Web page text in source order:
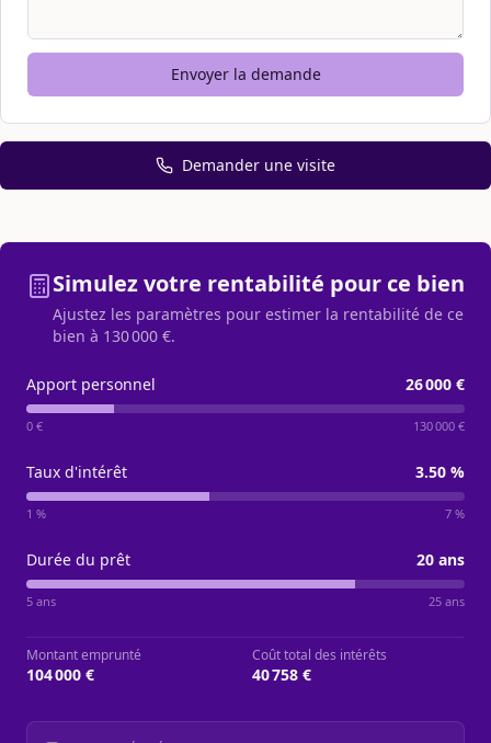
Envoyer la demande
Demander une visite
Simulez votre rentabilité pour ce bien
Ajustez les paramètres pour estimer la rentabilité de ce
bien à 130 000 €.
Apport personnel 26 000 €
0 € 130 000 €
Taux d'intérêt 3.50 %
1 % 7 %
Durée du prêt 20 ans
5 ans 25 ans
Montant emprunté
104 000 €
Coût total des intérêts
40 758 €